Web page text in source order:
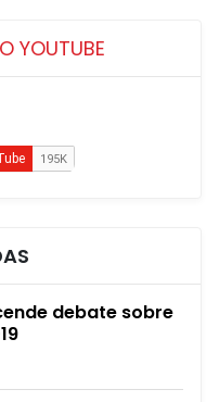
YOUTUBE
debate sobre